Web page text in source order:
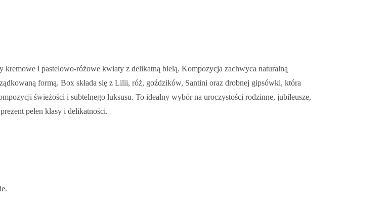
kremowe i pastelowo-różowe kwiaty z delikatną bielą. Kompozycja zachwyca naturalną
formą. Box składa się z Lilii, róż, goździków, Santini oraz drobnej gipsówki, która
świeżości i subtelnego luksusu. To idealny wybór na uroczystości rodzinne, jubileusze,
pełen klasy i delikatności.